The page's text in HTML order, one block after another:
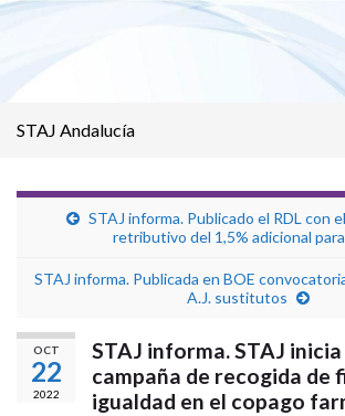
STAJ Andalucía
STAJ informa. Publicado el RDL con
retributivo del 1,5% adicional
STAJ informa. Publicada en BOE
A.J. sustitutos
OCT
22
2022
STAJ informa. STAJ
campaña de recogida de
igualdad en el copago